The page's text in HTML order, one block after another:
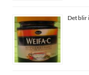
Det blir